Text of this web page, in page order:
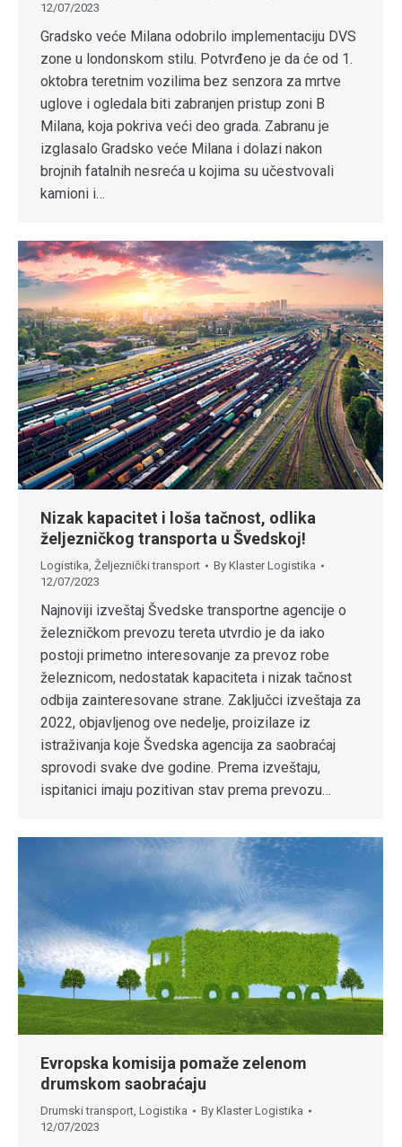
12/07/2023
Gradsko veće Milana odobrilo implementaciju DVS
zone u londonskom stilu. Potvrđeno je da će od 1.
oktobra teretnim vozilima bez senzora za mrtve
uglove i ogledala biti zabranjen pristup zoni B
Milana, koja pokriva veći deo grada. Zabranu je
izglasalo Gradsko veće Milana i dolazi nakon
brojnih fatalnih nesreća u kojima su učestvovali
kamioni i…
Nizak kapacitet i loša tačnost, odlika
željezničkog transporta u Švedskoj!
Logistika Željeznički transport By Klaster Logistika
12/07/2023
Najnoviji izveštaj Švedske transportne agencije o
železničkom prevozu tereta utvrdio je da iako
postoji primetno interesovanje za prevoz robe
železnicom, nedostatak kapaciteta i nizak tačnost
odbija zainteresovane strane. Zaključci izveštaja za
2022, objavljenog ove nedelje, proizilaze iz
istraživanja koje Švedska agencija za saobraćaj
sprovodi svake dve godine. Prema izveštaju,
ispitanici imaju pozitivan stav prema prevozu…
Evropska komisija pomaže zelenom
drumskom saobraćaju
Drumski transport, Logistika By Klaster Logistika
12/07/2023